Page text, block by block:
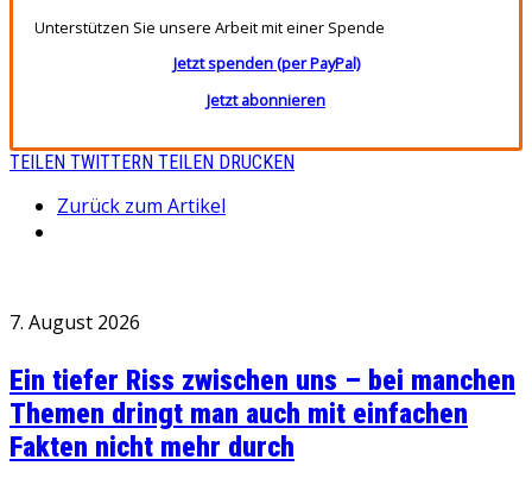
Unterstützen Sie unsere Arbeit mit einer Spende
Jetzt spenden (per PayPal)
Jetzt abonnieren
TEILEN TWITTERN TEILEN DRUCKEN
Zurück zum Artikel
7. August 2026
Ein tiefer Riss zwischen uns – bei manchen
Themen dringt man auch mit einfachen
Fakten nicht mehr durch